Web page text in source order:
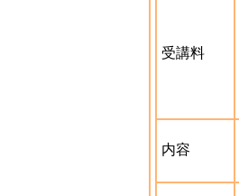
受講料
内容